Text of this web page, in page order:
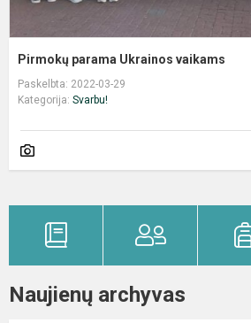
Pirmokų parama Ukrainos vaikams
Paskelbta: 2022-03-29
Kategorija: Svarbu!
Naujienų archyvas